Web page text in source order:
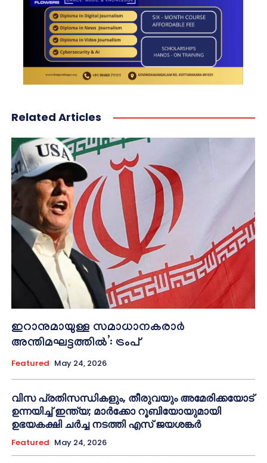
Related Articles
ഇറാനുമായുള്ള സമാധാനകരാർ
അന്തിമഘട്ടത്തിൽ‌’: ട്രംപ്
Featured May 24, 2026
വിസ പ്രതിസന്ധികളും, തീരുവയും അമേരിക്കയോട്
ഉന്നയിച്ച് ഇന്ത്യ; മാർക്കോ റൂബിയോയുമായി
ഉഭയകക്ഷി ചർച്ച നടത്തി എസ് ജയശങ്കർ
Featured May 24, 2026